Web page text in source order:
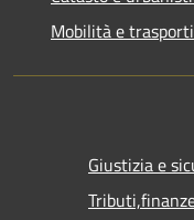
Mobilità e trasporti
Giustizia e